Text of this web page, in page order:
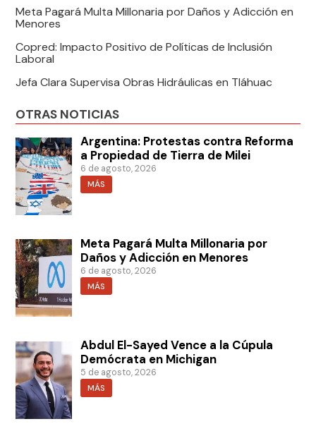
Meta Pagará Multa Millonaria por Daños y Adicción en
Menores
Copred: Impacto Positivo de Políticas de Inclusión
Laboral
Jefa Clara Supervisa Obras Hidráulicas en Tláhuac
OTRAS NOTICIAS
Argentina: Protestas contra Reforma
a Propiedad de Tierra de Milei
6 de agosto, 2026
MÁS
Meta Pagará Multa Millonaria por
Daños y Adicción en Menores
6 de agosto, 2026
MÁS
Abdul El-Sayed Vence a la Cúpula
Demócrata en Michigan
5 de agosto, 2026
MÁS